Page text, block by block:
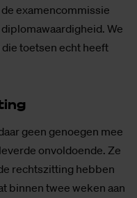
examencommissie
We
toetsen echt heeft
geen genoegen mee
onvoldoende. Ze
rechtszitting hebben
binnen twee weken aan